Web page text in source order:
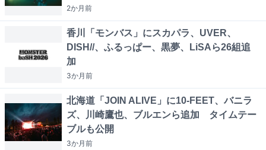
2か月前
香川「モンバス」にスカパラ、UVER、
DISH//、ふるっぱー、黒夢、LiSAら26組追
加
3か月前
北海道「JOIN ALIVE」に10-FEET、バニラ
ズ、川崎鷹也、ブルエンら追加 タイムテー
ブルも公開
3か月前